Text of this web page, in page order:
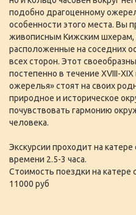
подобно драгоценному
особенности этого места. Вы
живописным Кижским шхерам,
расположенные на соседних
всех сторон. Этот
постепенно в течение XVIII-
ожерелья» стоят на своих
природное и историческое
почувствовать гармонию
человека.
Экскурсии проходит на
времени 2.5-3 часа.
Стоимость поездки на катере
11000 руб